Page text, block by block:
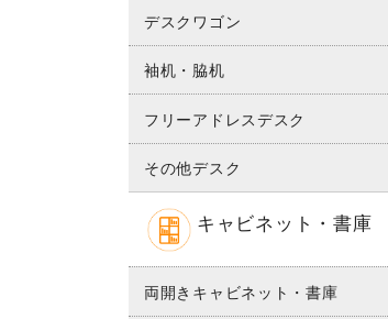
デスクワゴン
袖机・脇机
フリーアドレスデスク
その他デスク
キャビネット・書庫
両開きキャビネット・書庫